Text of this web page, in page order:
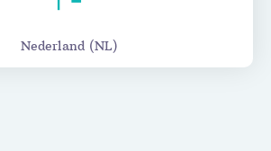
Nederland (NL)